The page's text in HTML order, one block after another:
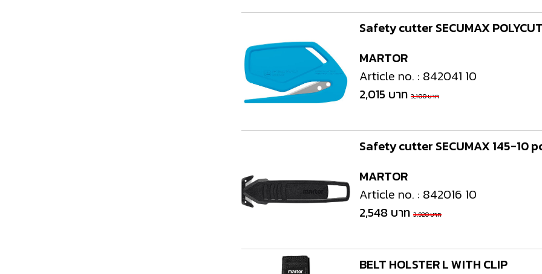
MARTOR
Safety cutter SECUMAX
Article no. : 842041 10
2,015 บาท 3,100 บาท
MARTOR
Safety cutter SECUMAX 145-10
Article no. : 842016 10
2,548 บาท 3,920 บาท
BELT HOLSTER L WITH CLIP